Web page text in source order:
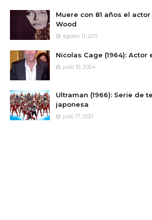
Muere con 81 años el
Wood
agosto 11, 2011
Nicolas Cage (1964):
julio 10, 2024
Ultraman (1966): Serie de
japonesa
julio 17, 2021